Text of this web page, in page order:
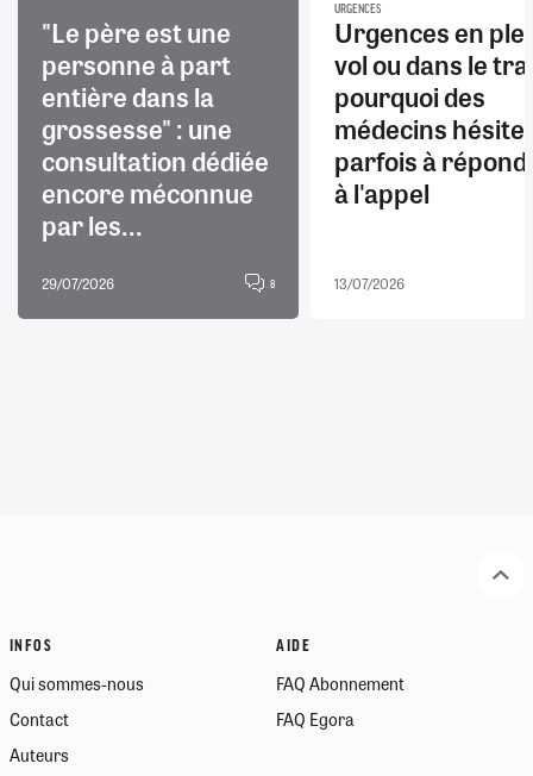
"Le père est une
personne à part
entière dans la
grossesse" : une
consultation dédiée
encore méconnue
par les...
29/07/2026 8
URGENCES
Urgences en
vol ou dans le
pourquoi des
médecins
parfois à
à l'appel
13/07/2026
INFOS
Qui sommes-nous
Contact
Auteurs
AIDE
FAQ Abonnement
FAQ Egora